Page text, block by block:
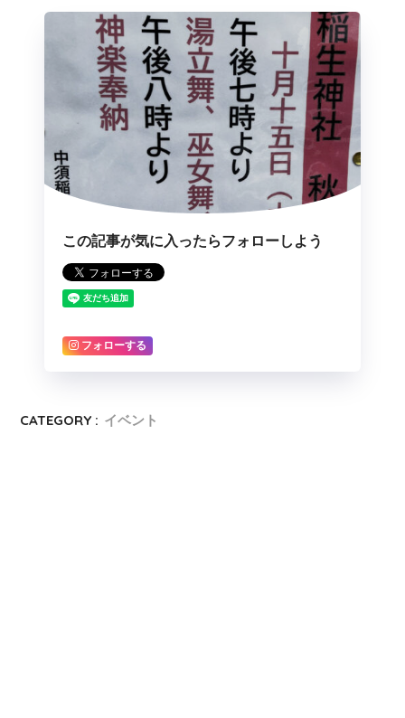
この記事が気に入ったらフォローしよう
フォローする
CATEGORY : イベント